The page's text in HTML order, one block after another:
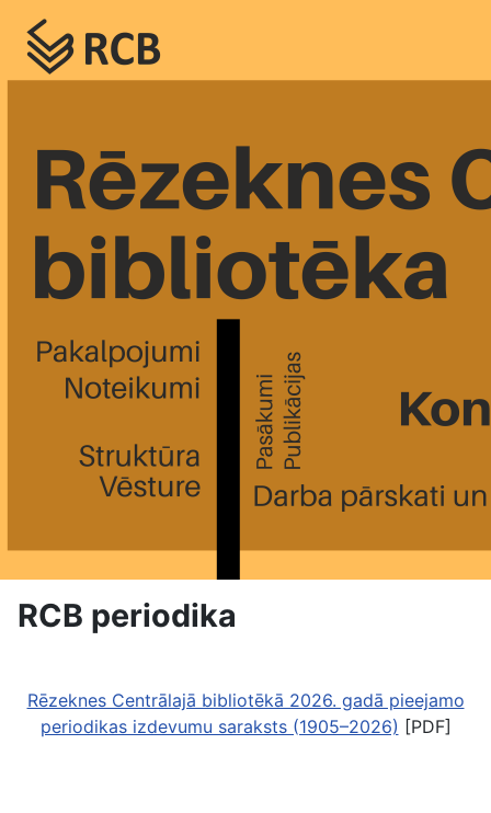
RCB periodika
Rēzeknes Centrālajā bibliotēkā 2026. gadā pieejamo
periodikas izdevumu saraksts (1905–2026) [PDF]